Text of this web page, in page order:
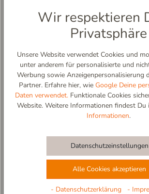
Hahnenkamm – Alpenwärme für kleine und
Inspiriert von dem bekannten Kitzbüheler
Hahnenkamm, bringt dieser Slipper alpinen
herrlich weichem Lammfell schmeichelt den
Wir respektieren
Privatsphäre
Unsere Website verwendet Cookies und
unter anderem für personalisierte und
Werbung sowie Anzeigenpersonalisierung
Partner. Erfahre hier, wie Google Deine
Daten verwendet.Funktionale Cookies
Website. Weitere Informationen findest Du
Informationen.
Datenschutzeinstellungen
Alle Cookies akzeptieren
- Datenschutzerklärung -